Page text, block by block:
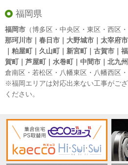
福岡県
福岡市 （博多区・中央区・東区・西区
那珂川市｜春日市｜大野城市｜太宰府
｜粕屋町｜久山町｜新宮町｜古賀市｜
賀町｜芦屋町｜水巻町｜中間市｜北九
倉南区・若松区・八幡東区・八幡西区・
※福岡エリアは対応出来ない工事がござ
ください。